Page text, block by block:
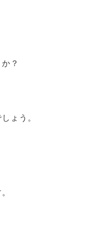
？
ょう。